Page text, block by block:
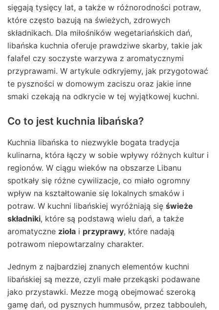
sięgają tysięcy lat, a także w różnorodności potraw,
które często bazują na świeżych, zdrowych
składnikach. Dla miłośników wegetariańskich dań,
libańska kuchnia oferuje prawdziwe skarby, takie jak
falafel czy soczyste warzywa z aromatycznymi
przyprawami. W artykule odkryjemy, jak przygotować
te pyszności w domowym zaciszu oraz jakie inne
smaki czekają na odkrycie w tej wyjątkowej kuchni.
Co to jest kuchnia libańska?
Kuchnia libańska to niezwykle bogata tradycja
kulinarna, która łączy w sobie wpływy różnych kultur i
regionów. W ciągu wieków na obszarze Libanu
spotkały się różne cywilizacje, co miało ogromny
wpływ na kształtowanie się lokalnych smaków i
potraw. W kuchni libańskiej wyróżniają się świeże
składniki, które są podstawą wielu dań, a także
aromatyczne zioła i przyprawy, które nadają
potrawom niepowtarzalny charakter.
Jednym z najbardziej znanych elementów kuchni
libańskiej są mezze, czyli małe przekąski podawane
jako przystawki. Mezze mogą obejmować szeroką
gamę dań, od pysznych hummusów, przez tabbouleh,